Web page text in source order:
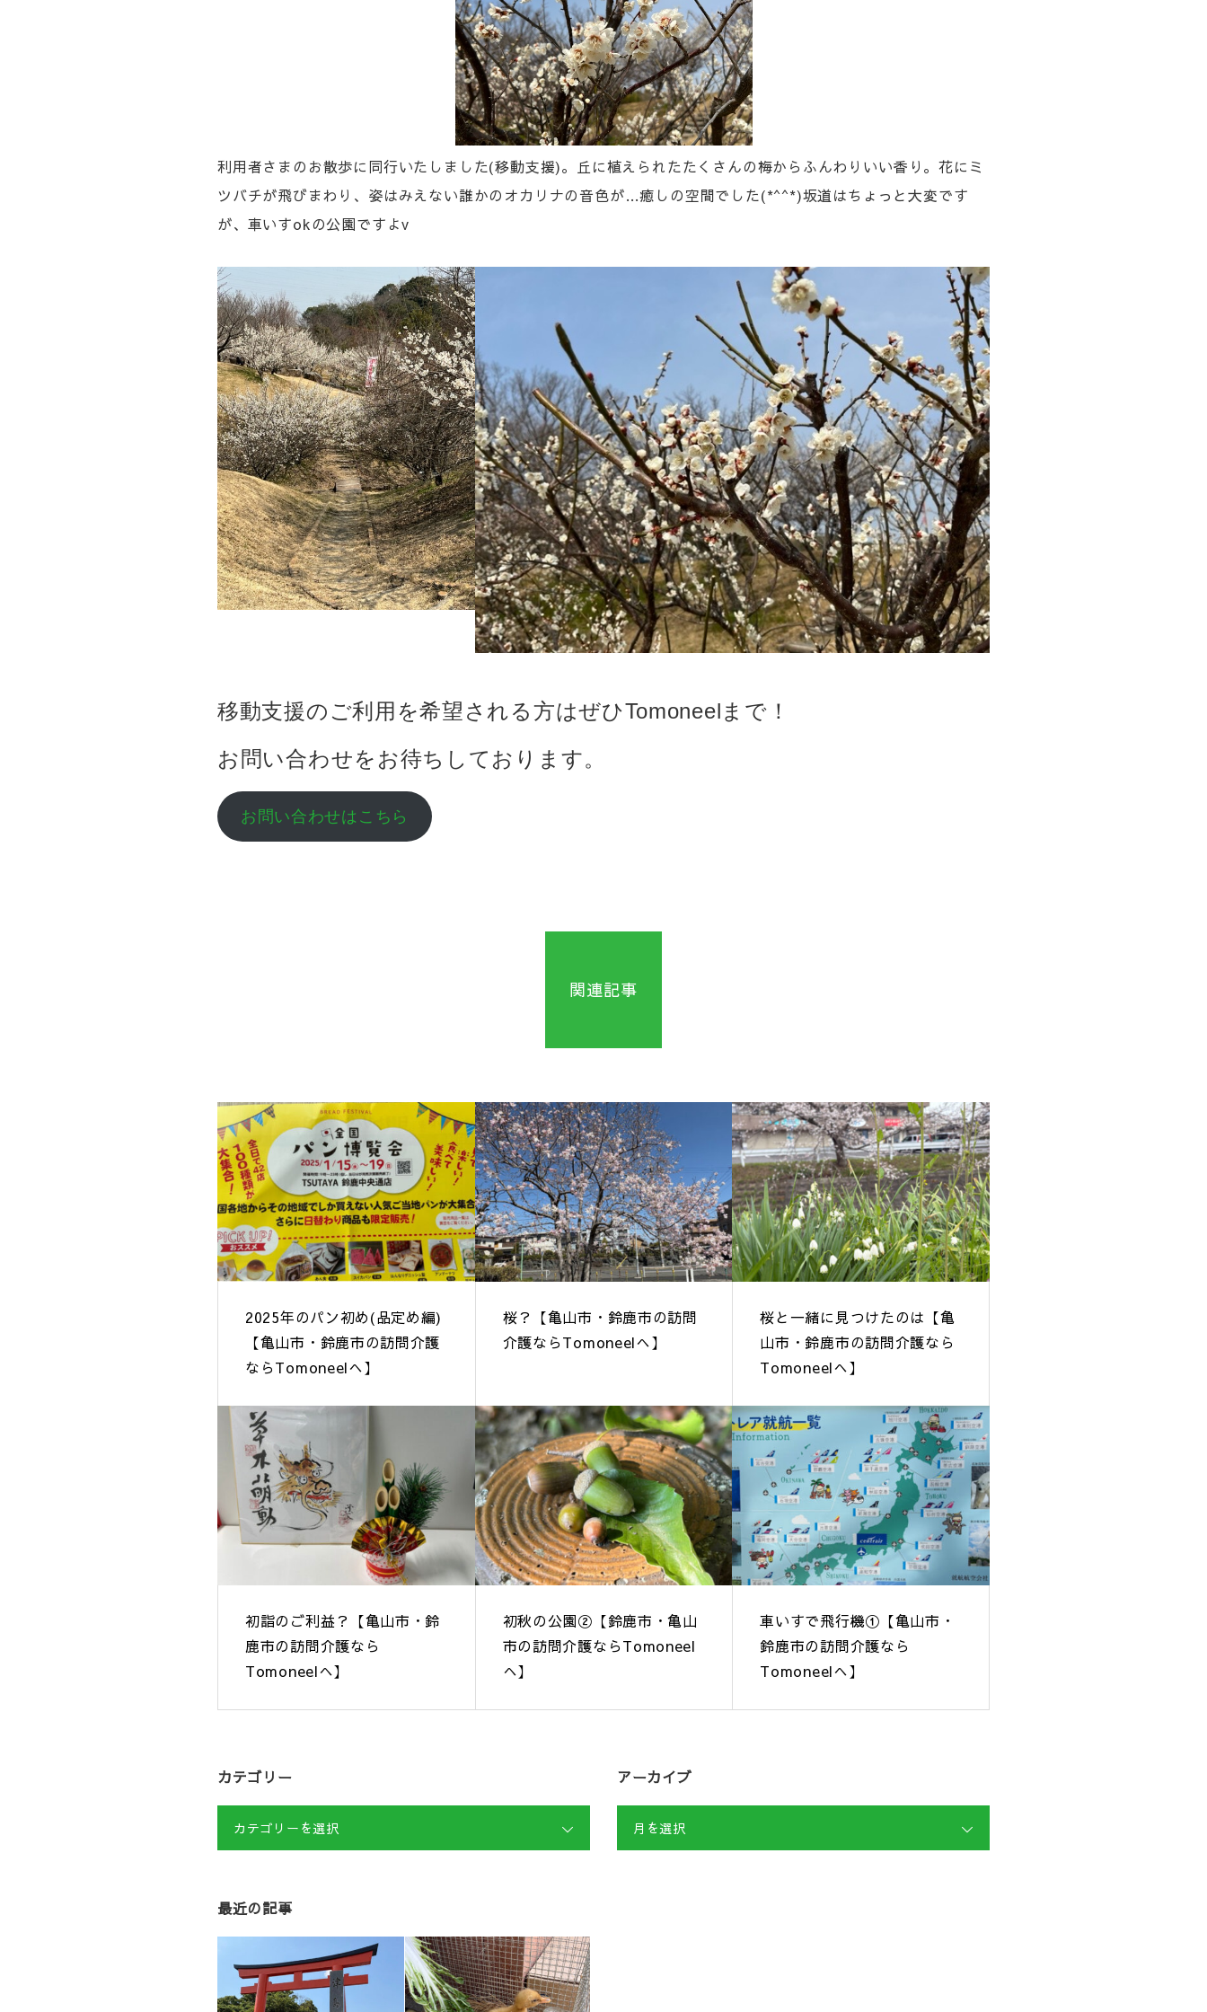
利用者さまのお散歩に同行いたしました(移動支援)。丘に植えられたたくさんの梅からふんわりいい香り。花にミ
ツバチが飛びまわり、姿はみえない誰かのオカリナの音色が…癒しの空間でした(*^^*)坂道はちょっと大変です
が、車いすokの公園ですよv
移動支援のご利用を希望される方はぜひTomoneelまで！
お問い合わせをお待ちしております。
お問い合わせはこちら
関連記事
2025年のパン初め(品定め編)
【亀山市・鈴鹿市の訪問介護
ならTomoneelへ】
桜？【亀山市・鈴鹿市の訪問
介護ならTomoneelへ】
桜と一緒に見つけたのは【亀
山市・鈴鹿市の訪問介護なら
Tomoneelへ】
初詣のご利益？【亀山市・鈴
鹿市の訪問介護なら
Tomoneelへ】
初秋の公園②【鈴鹿市・亀山
市の訪問介護ならTomoneel
へ】
車いすで飛行機①【亀山市・
鈴鹿市の訪問介護なら
Tomoneelへ】
カテゴリー
カテゴリーを選択
アーカイブ
月を選択
最近の記事